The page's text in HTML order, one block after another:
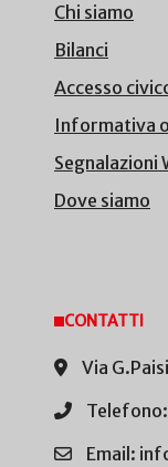
Chi siamo
Bilanci
Accesso
Informativa
Segnalazioni
Dove siamo
CONTATTI
Via
Email: